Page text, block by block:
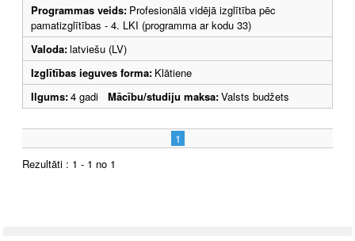
Programmas veids: Profesionālā vidējā izglītība pēc
pamatizglītības - 4. LKI (programma ar kodu 33)
Valoda:latviešu (LV)
Izglītības ieguves forma: Klātiene
Ilgums:4 gadi Mācību/studiju maksa:Valsts budžets
1
Rezultāti : 1 - 1 no 1